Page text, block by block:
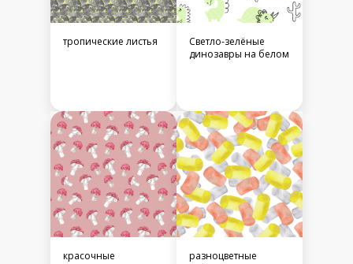
тропические листья
Светло-зелёные
динозавры на белом
красочные
разноцветные